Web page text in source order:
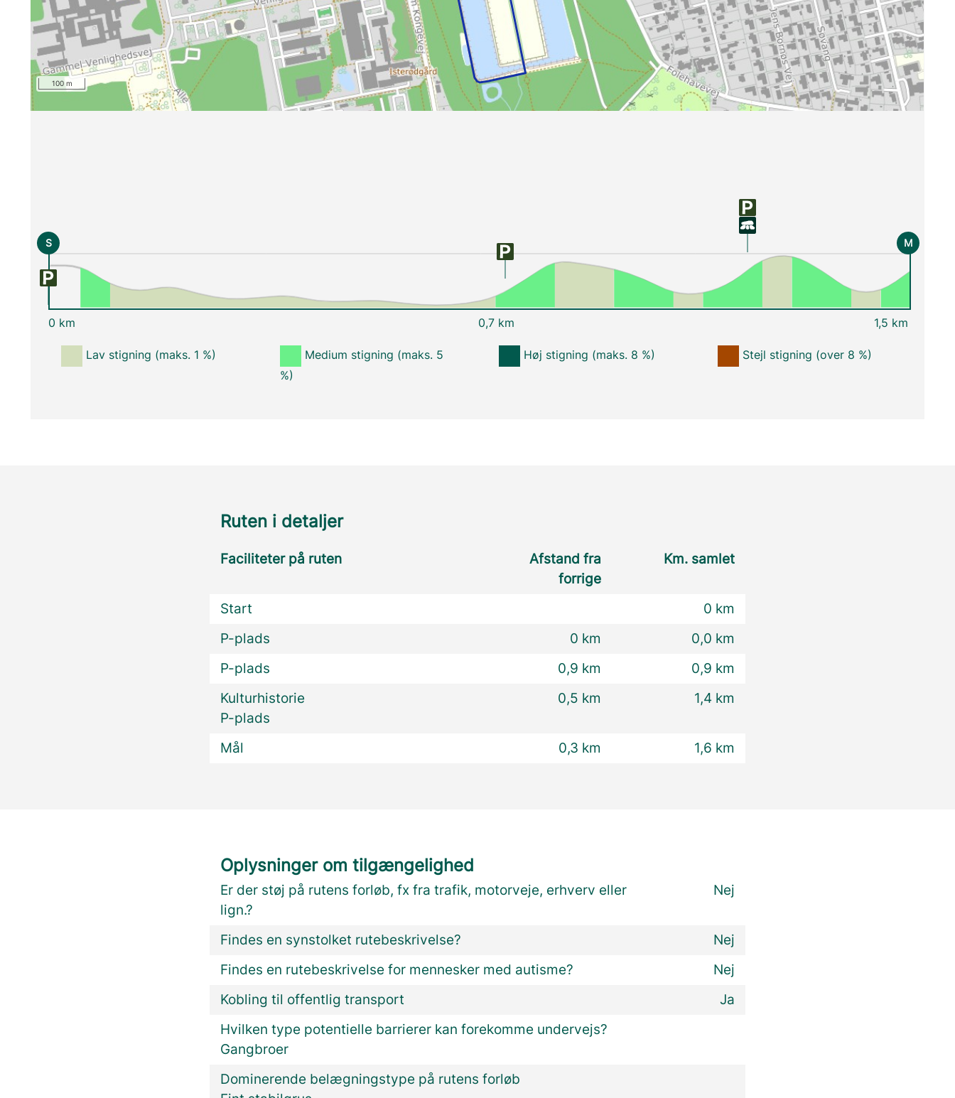
100 m
S M
0 km 0,7 km 1,5 km
Lav stigning (maks. 1 %)
Medium stigning (maks. 5
%)
Høj stigning (maks. 8 %) Stejl stigning (over 8 %)
Ruten i detaljer
Faciliteter på ruten
Afstand fra
forrige
Km. samlet
Start
0 km
P-plads
0 km
0,0 km
P-plads
0,9 km
0,9 km
Kulturhistorie
P-plads
0,5 km 1,4 km
Mål 0,3 km 1,6 km
Oplysninger om tilgængelighed
Er der støj på rutens forløb, fx fra trafik, motorveje, erhverv eller
lign.?
Nej
Findes en synstolket rutebeskrivelse?
Nej
Findes en rutebeskrivelse for mennesker med autisme?
Nej
Kobling til offentlig transport
Ja
Hvilken type potentielle barrierer kan forekomme undervejs?
Gangbroer
Dominerende belægningstype på rutens forløb